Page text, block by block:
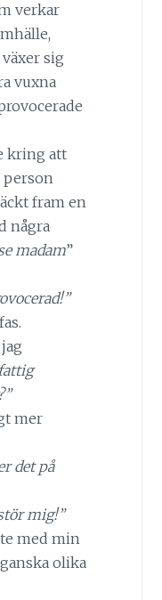
verkar
sig
vuxna
kring att
person
fram en
några
madam”
mer
det på
mig!”
med min
olika